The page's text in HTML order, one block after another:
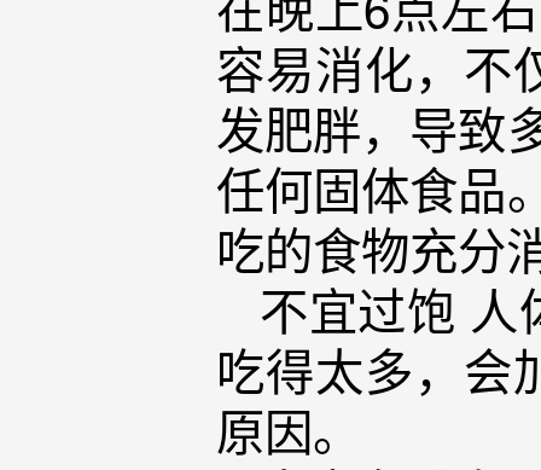
容易消化，不
发肥胖，导致
任何固体食品
吃的食物充分
不宜过饱 人
吃得太多，会
原因。